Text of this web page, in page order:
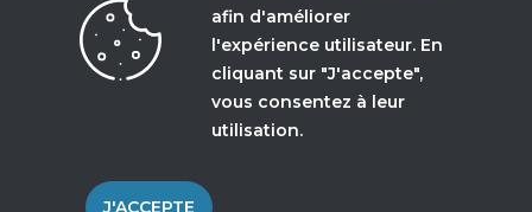
Accès et horaires d'ouverture
MENTIONS LÉGALES
afin d'améliorer
l'expérience utilisateur. En
cliquant sur "J'accepte",
vous consentez à leur
utilisation.
J'ACCEPTE